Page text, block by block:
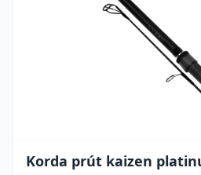
Korda prút kaizen